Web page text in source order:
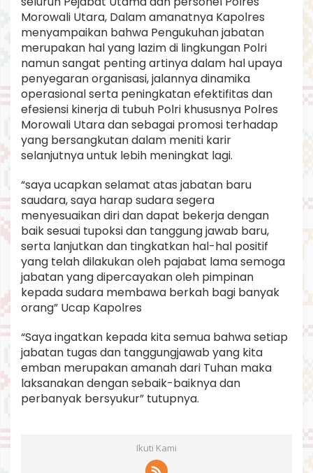
Morowali Utara, Dalam amanatnya Kapolres
menyampaikan bahwa Pengukuhan jabatan
merupakan hal yang lazim di lingkungan Polri
namun sangat penting artinya dalam hal upaya
penyegaran organisasi, jalannya dinamika
operasional serta peningkatan efektifitas dan
efesiensi kinerja di tubuh Polri khususnya Polres
Morowali Utara dan sebagai promosi terhadap
yang bersangkutan dalam meniti karir
selanjutnya untuk lebih meningkat lagi.
“saya ucapkan selamat atas jabatan baru
saudara, saya harap sudara segera
menyesuaikan diri dan dapat bekerja dengan
baik sesuai tupoksi dan tanggung jawab baru,
serta lanjutkan dan tingkatkan hal-hal positif
yang telah dilakukan oleh pajabat lama semoga
jabatan yang dipercayakan oleh pimpinan
kepada sudara membawa berkah bagi banyak
orang” Ucap Kapolres
“Saya ingatkan kepada kita semua bahwa setiap
jabatan tugas dan tanggungjawab yang kita
emban merupakan amanah dari Tuhan maka
laksanakan dengan sebaik-baiknya dan
perbanyak bersyukur” tutupnya.
Ikuti Kami